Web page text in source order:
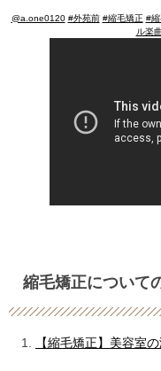
@a.one0120 #外苑前 #縮毛矯正 #
ル楽
縮毛矯正について
【縮毛矯正】美容室